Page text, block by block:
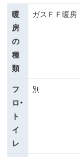
暖
房
の
種
類
ガスＦＦ暖房
フ
ロ・
ト
イ
レ
別